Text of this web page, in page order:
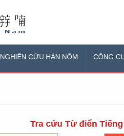
NGHIÊN CỨU HÁN NÔM CÔNG
Tra cứu Từ điển